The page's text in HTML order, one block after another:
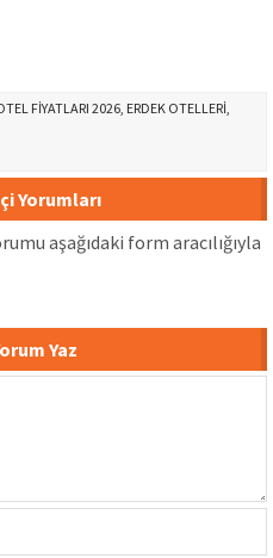
FIYATLARI 2026, ERDEK OTELLERI,
Yorumları
aşağıdaki form aracılığıyla
Yaz